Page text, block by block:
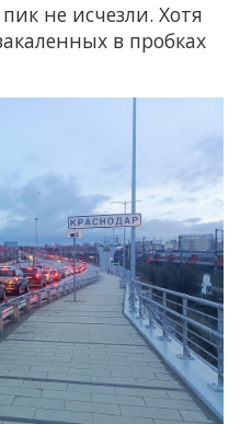
не исчезли. Хотя
в пробках